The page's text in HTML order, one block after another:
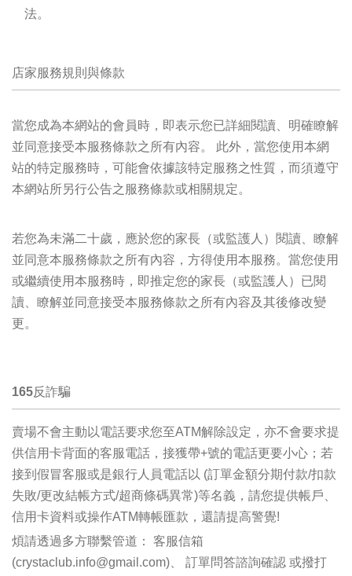
法。
店家服務規則與條款
當您成為本網站的會員時，即表示您已詳細閱讀、明確瞭解
並同意接受本服務條款之所有內容。 此外，當您使用本網
站的特定服務時，可能會依據該特定服務之性質，而須遵守
本網站所另行公告之服務條款或相關規定。
若您為未滿二十歲，應於您的家長（或監護人）閱讀、瞭解
並同意本服務條款之所有內容，方得使用本服務。當您使用
或繼續使用本服務時，即推定您的家長（或監護人）已閱
讀、瞭解並同意接受本服務條款之所有內容及其後修改變
更。
165反詐騙
賣場不會主動以電話要求您至ATM解除設定，亦不會要求提
供信用卡背面的客服電話，接獲帶+號的電話更要小心；若
接到假冒客服或是銀行人員電話以 (訂單金額分期付款/扣款
失敗/更改結帳方式/超商條碼異常)等名義，請您提供帳戶、
信用卡資料或操作ATM轉帳匯款，還請提高警覺!
煩請透過多方聯繫管道： 客服信箱
(crystaclub.info@gmail.com)、 訂單問答諮詢確認 或撥打